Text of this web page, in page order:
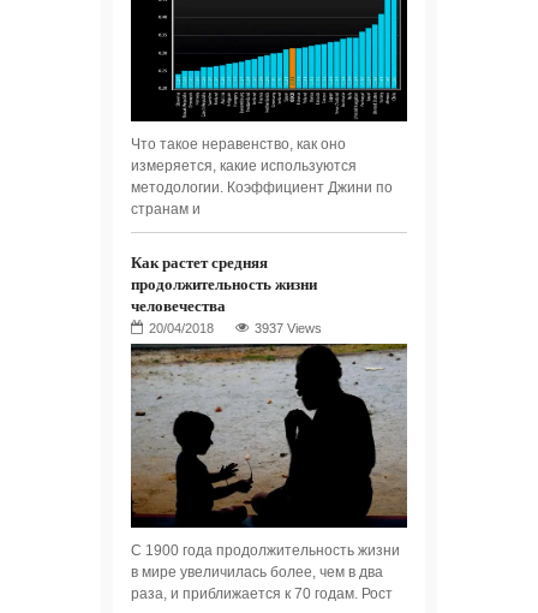
Что такое неравенство, как оно
измеряется, какие используются
методологии. Коэффициент Джини по
странам и
Как растет средняя
продолжительность жизни
человечества
3937 Views
С 1900 года продолжительность жизни
в мире увеличилась более, чем в два
раза, и приближается к 70 годам. Рост